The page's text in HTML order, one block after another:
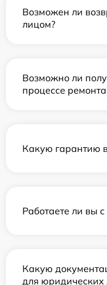
Возможен ли
лицом?
Возможно ли
процессе
Какую гарантию
Работаете ли вы
Какую
для юридических